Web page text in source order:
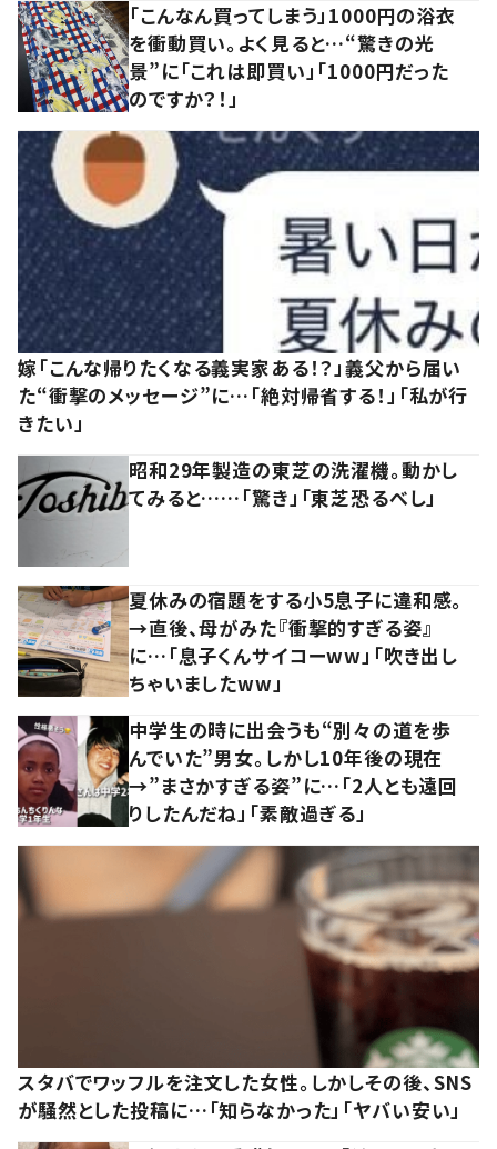
「こんなん買ってしまう」1000円の浴衣
を衝動買い。よく見ると…“驚きの光
景”に「これは即買い」「1000円だった
のですか？！」
嫁「こんな帰りたくなる義実家ある！？」義父から届い
た“衝撃のメッセージ”に…「絶対帰省する！」「私が行
きたい」
昭和29年製造の東芝の洗濯機。動かし
てみると……「驚き」「東芝恐るべし」
夏休みの宿題をする小5息子に違和感。
→直後、母がみた『衝撃的すぎる姿』
に…「息子くんサイコーww」「吹き出し
ちゃいましたww」
中学生の時に出会うも“別々の道を歩
んでいた”男女。しかし10年後の現在
→”まさかすぎる姿”に…「2人とも遠回
りしたんだね」「素敵過ぎる」
スタバでワッフルを注文した女性。しかしその後、SNS
が騒然とした投稿に…「知らなかった」「ヤバい安い」